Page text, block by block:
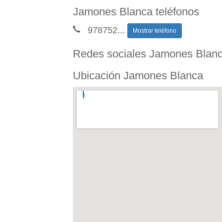
Jamones Blanca teléfonos
978752... Mostrar teléfono
Redes sociales Jamones
Ubicación Jamones Blanca